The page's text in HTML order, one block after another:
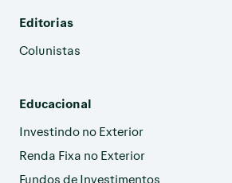
Editorias
Colunistas
Educacional
Investindo no Exterior
Renda Fixa no Exterior
Fundos de Investimentos